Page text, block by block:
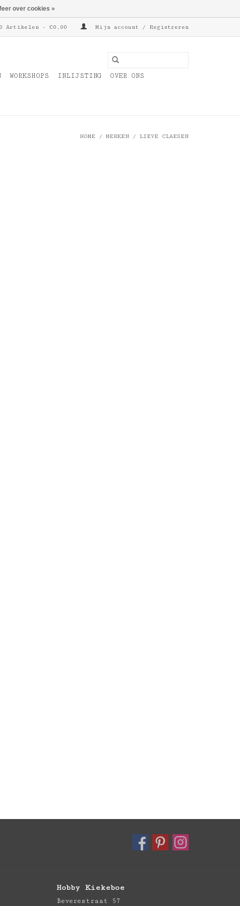
Artikelen - €0,00 Mijn account / Registreren
WORKSHOPS INLIJSTING
OVER ONS
HOME / MERKEN / LIEVE CLAESEN
Hobby Kiekeboe
Beverestraat 57
over cookies »